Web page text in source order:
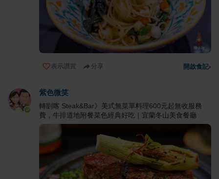
表示讚賞 分享 開啟食記›
紫色微笑
轉剭喀 Steak&Bar》美式無菜單料理600元起無收服務
費，牛排道地附餐菜色經典好吃｜宜蘭冬山美食餐廳